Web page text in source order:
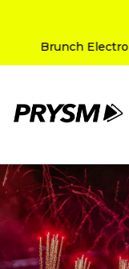
L’Amnesia